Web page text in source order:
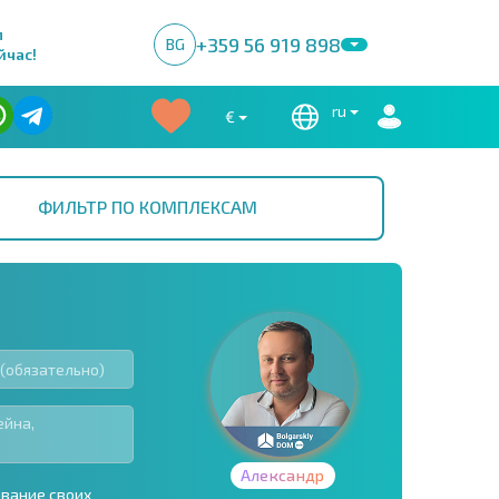
BG +359 56 919 898
€ ru
ФИЛЬТР ПО КОМПЛЕКСАМ
своих
Александр